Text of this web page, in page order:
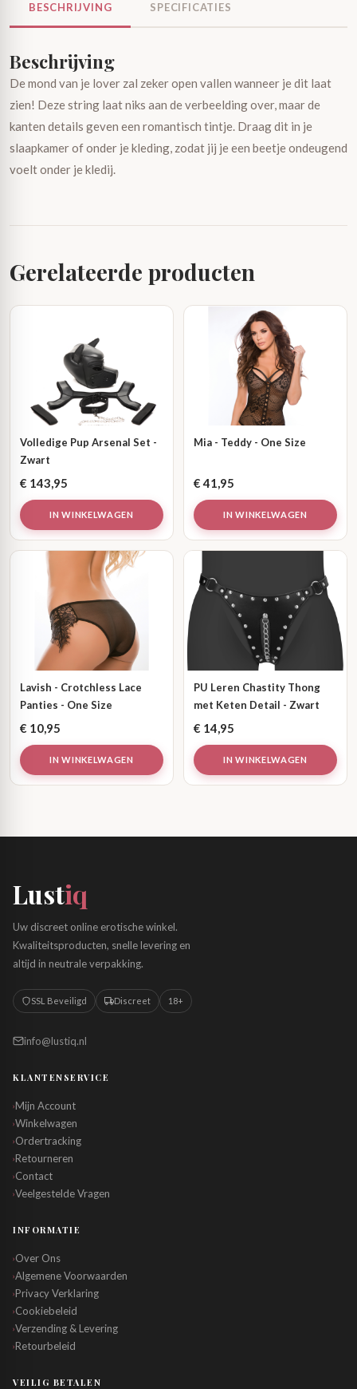
BESCHRIJVING SPECIFICATIES
Beschrijving
De mond van je lover zal zeker open vallen wanneer je dit laat
zien! Deze string laat niks aan de verbeelding over, maar de
kanten details geven een romantisch tintje. Draag dit in je
slaapkamer of onder je kleding, zodat jij je een beetje ondeugend
voelt onder je kledij.
Gerelateerde producten
Volledige Pup Arsenal Set -
Zwart
€ 143,95
IN WINKELWAGEN
Mia - Teddy - One Size
€41,95
IN WINKELWAGEN
Lavish - Crotchless Lace
Panties - One Size
€ 10,95
IN WINKELWAGEN
PU Leren Chastity Thong
met Keten Detail - Zwart
€ 14,95
IN WINKELWAGEN
Lustiq
Uw discreet online erotische winkel.
Kwaliteitsproducten, snelle levering en
altijd in neutrale verpakking.
SSL Beveiligd Discreet 18+
info@lustiq.nl
KLANTENSERVICE
›Mijn Account
›Winkelwagen
›Ordertracking
›Retourneren
›Contact
›Veelgestelde Vragen
INFORMATIE
›Over Ons
›Algemene Voorwaarden
›Privacy Verklaring
›Cookiebeleid
›Verzending & Levering
›Retourbeleid
VEILIG BETALEN